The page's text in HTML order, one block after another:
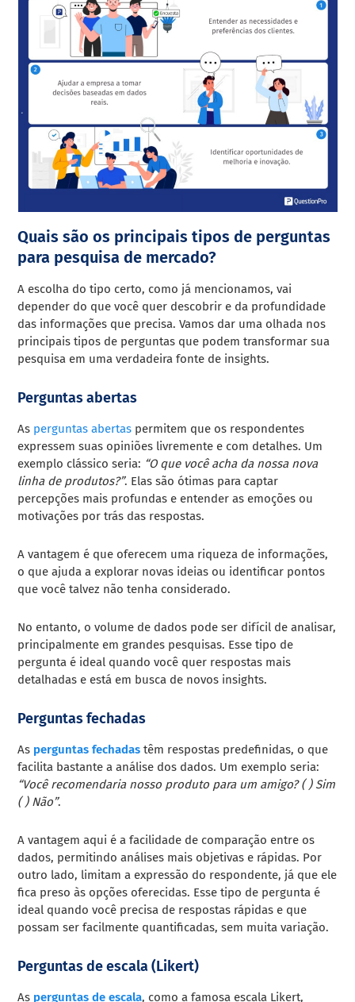
Quais são os principais tipos de perguntas
para pesquisa de mercado?
A escolha do tipo certo, como já mencionamos, vai
depender do que você quer descobrir e da profundidade
das informações que precisa. Vamos dar uma olhada nos
principais tipos de perguntas que podem transformar sua
pesquisa em uma verdadeira fonte de insights.
Perguntas abertas
As perguntas abertas permitem que os respondentes
expressem suas opiniões livremente e com detalhes. Um
exemplo clássico seria: “O que você acha da nossa nova
linha de produtos?”. Elas são ótimas para captar
percepções mais profundas e entender as emoções ou
motivações por trás das respostas.
A vantagem é que oferecem uma riqueza de informações,
o que ajuda a explorar novas ideias ou identificar pontos
que você talvez não tenha considerado.
No entanto, o volume de dados pode ser difícil de analisar,
principalmente em grandes pesquisas. Esse tipo de
pergunta é ideal quando você quer respostas mais
detalhadas e está em busca de novos insights.
Perguntas fechadas
As perguntas fechadas têm respostas predefinidas, o que
facilita bastante a análise dos dados. Um exemplo seria:
“Você recomendaria nosso produto para um amigo? ( ) Sim
( ) Não”.
A vantagem aqui é a facilidade de comparação entre os
dados, permitindo análises mais objetivas e rápidas. Por
outro lado, limitam a expressão do respondente, já que ele
fica preso às opções oferecidas. Esse tipo de pergunta é
ideal quando você precisa de respostas rápidas e que
possam ser facilmente quantificadas, sem muita variação.
Perguntas de escala (Likert)
As perguntas de escala, como a famosa escala Likert,